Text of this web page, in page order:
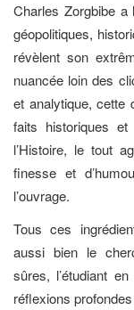
Charles Zorgbibe a
géopolitiques,
révèlent son
nuancée loin des
et analytique, cette
faits historiques
l’Histoire, le tout
finesse et
l’ouvrage.
Tous ces
aussi bien le
sûres, l’étudiant
réflexions